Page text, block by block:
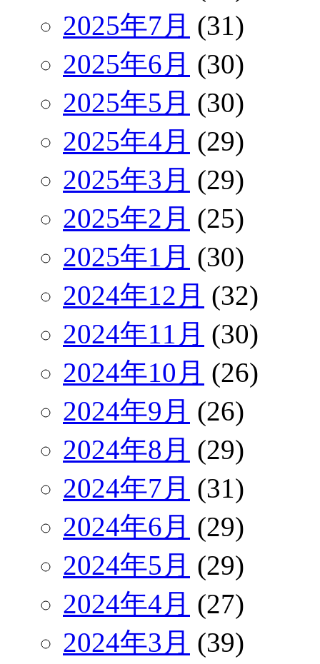
2025年7月 (31)
2025年6月 (30)
2025年5月 (30)
2025年4月 (29)
2025年3月 (29)
2025年2月 (25)
2025年1月 (30)
2024年12月 (32)
2024年11月 (30)
2024年10月 (26)
2024年9月 (26)
2024年8月 (29)
2024年7月 (31)
2024年6月 (29)
2024年5月 (29)
2024年4月 (27)
2024年3月 (39)